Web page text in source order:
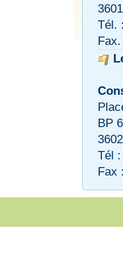
Tél.
BP
Tél :
Fax